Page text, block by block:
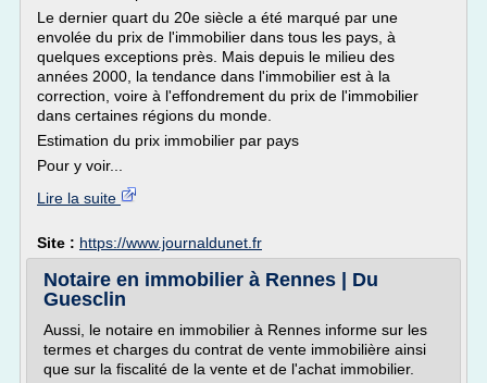
Le dernier quart du 20e siècle a été marqué par une
envolée du prix de l'immobilier dans tous les pays, à
quelques exceptions près. Mais depuis le milieu des
années 2000, la tendance dans l'immobilier est à la
correction, voire à l'effondrement du prix de l'immobilier
dans certaines régions du monde.
Estimation du prix immobilier par pays
Pour y voir...
Lire la suite
Site : https://www.journaldunet.fr
Notaire en immobilier à Rennes | Du
Guesclin
Aussi, le notaire en immobilier à Rennes informe sur les
termes et charges du contrat de vente immobilière ainsi
que sur la fiscalité de la vente et de l'achat immobilier.